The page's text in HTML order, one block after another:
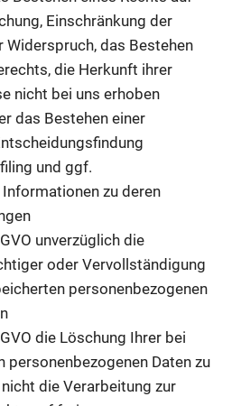
Einschränkung der
Widerspruch, das Bestehen
die Herkunft ihrer
nicht bei uns erhoben
das Bestehen einer
und ggf.
zu deren
unverzüglich die
oder Vervollständigung
personenbezogenen
die Löschung Ihrer bei
personenbezogenen Daten zu
die Verarbeitung zur